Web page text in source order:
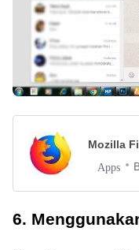
Mozilla
Apps
6.